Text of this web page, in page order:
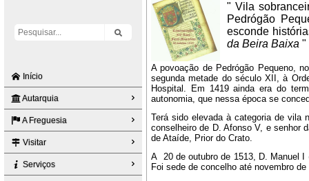
Início
Autarquia
A Freguesia
Visitar
Serviços
" Vila
Pedrógão
esconde
da Beira Baixa "
A povoação de Pedrógão Pequeno,
segunda metade do século XII, à
Hospital. Em 1419 ainda era do
autonomia, que nessa época se
Terá sido elevada à categoria de vila
conselheiro de D. Afonso V, e senhor
de Ataíde, Prior do Crato.
A 20 de outubro de 1513, D. Manuel I
Foi sede de concelho até novembro de